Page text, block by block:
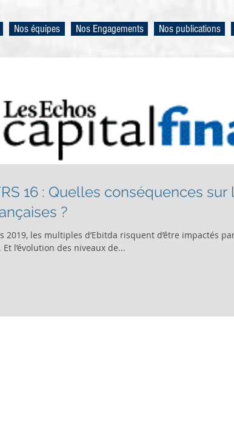
Nos équipes Nos Engagements Nos publications
16 : Quelles conséquences
?
2019, les multiples d’Ebitda risquent d’être impactés
Et l’évolution des niveaux de...